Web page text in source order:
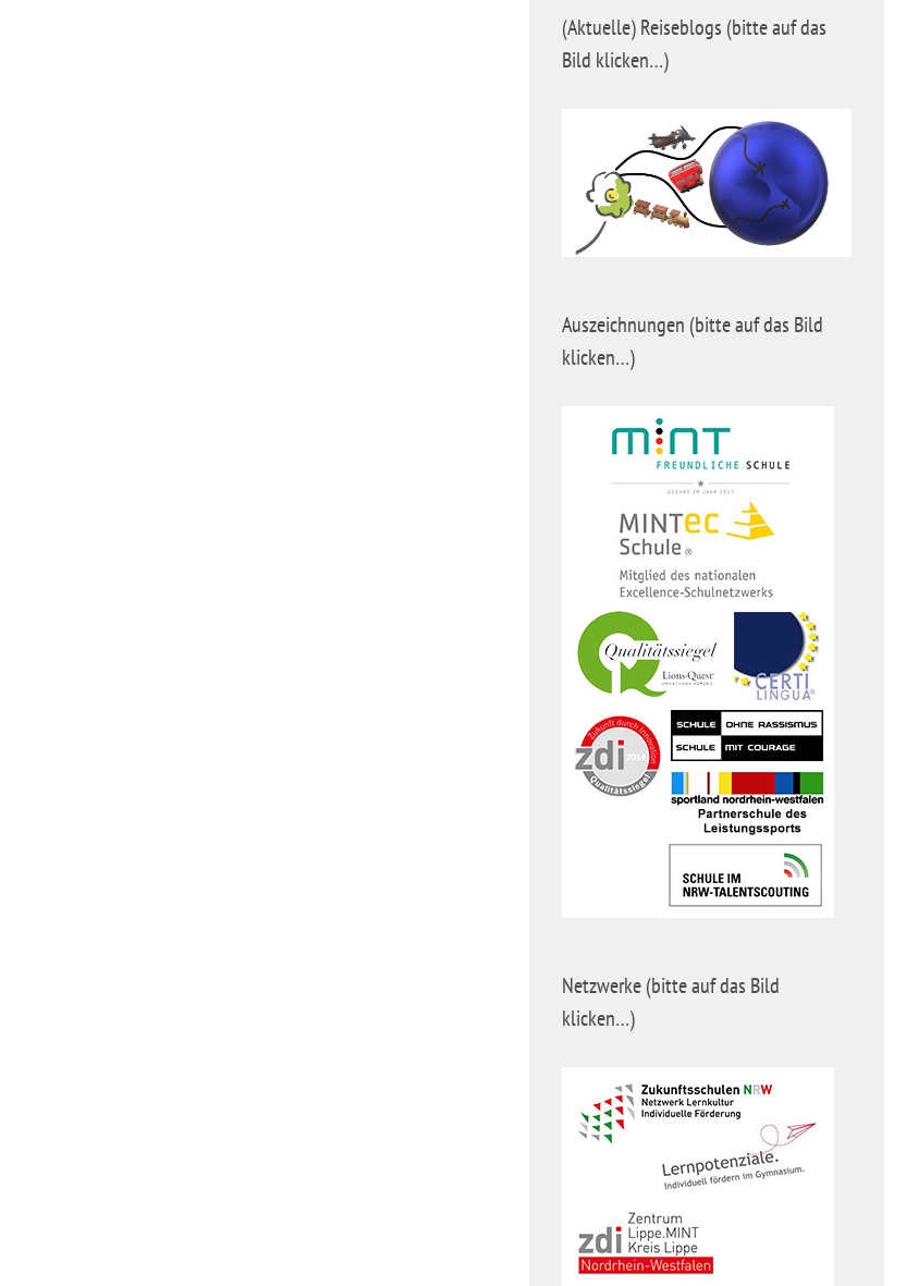
(Aktuelle) Reiseblogs (bitte auf das
Bild klicken…)
Auszeichnungen (bitte auf das Bild
klicken…)
Netzwerke (bitte auf das Bild
klicken…)